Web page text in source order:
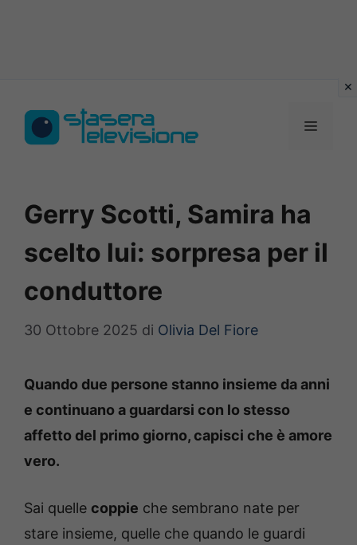
contenuto
MENU
Gerry Scotti, Samira ha
scelto lui: sorpresa per il
conduttore
30 Ottobre 2025 di Olivia Del Fiore
Quando due persone stanno insieme da anni
e continuano a guardarsi con lo stesso
affetto del primo giorno, capisci che è amore
vero.
Sai quelle coppie che sembrano nate per
stare insieme, quelle che quando le guardi